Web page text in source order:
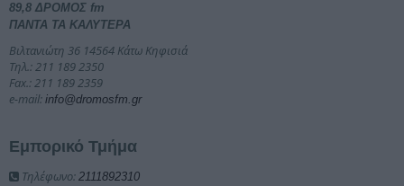
89,8 ΔΡΟΜΟΣ fm
ΠΑΝΤΑ ΤΑ ΚΑΛΥΤΕΡΑ
Βιλτανιώτη 36 14564 Κάτω Κηφισιά
Τηλ.: 211 189 2350
Fax.: 211 189 2359
e-mail: info@dromosfm.gr
Εμπορικό Τμήμα
Τηλέφωνο: 2111892310